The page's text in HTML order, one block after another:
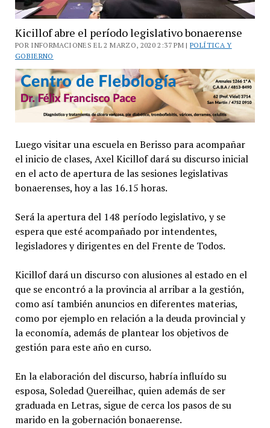
Kicillof abre el período legislativo bonaerense
POR INFORMACIONES EL 2 MARZO, 2020 2:37 PM |POLÍTICA Y
GOBIERNO
Luego visitar una escuela en Berisso para acompañar
el inicio de clases, Axel Kicillof dará su discurso inicial
en el acto de apertura de las sesiones legislativas
bonaerenses, hoy a las 16.15 horas.
Será la apertura del 148 período legislativo, y se
espera que esté acompañado por intendentes,
legisladores y dirigentes en del Frente de Todos.
Kicillof dará un discurso con alusiones al estado en el
que se encontró a la provincia al arribar a la gestión,
como así también anuncios en diferentes materias,
como por ejemplo en relación a la deuda provincial y
la economía, además de plantear los objetivos de
gestión para este año en curso.
En la elaboración del discurso, habría influído su
esposa, Soledad Quereilhac, quien además de ser
graduada en Letras, sigue de cerca los pasos de su
marido en la gobernación bonaerense.